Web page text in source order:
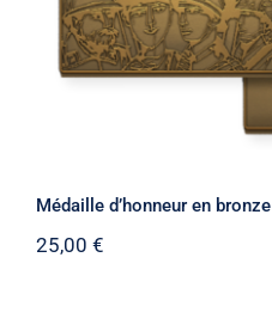
Médaille d’honneur en bronze
25,00 €